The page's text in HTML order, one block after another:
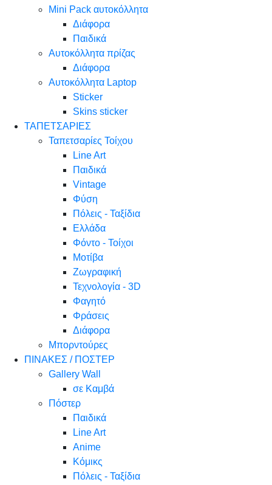
Mini Pack αυτοκόλλητα
Διάφορα
Παιδικά
Αυτοκόλλητα πρίζας
Διάφορα
Αυτοκόλλητα Laptop
Sticker
Skins sticker
ΤΑΠΕΤΣΑΡΙΕΣ
Ταπετσαρίες Τοίχου
Line Art
Παιδικά
Vintage
Φύση
Πόλεις - Ταξίδια
Ελλάδα
Φόντο - Τοίχοι
Μοτίβα
Ζωγραφική
Τεχνολογία - 3D
Φαγητό
Φράσεις
Διάφορα
Μπορντούρες
ΠΙΝΑΚΕΣ / ΠΟΣΤΕΡ
Gallery Wall
σε Καμβά
Πόστερ
Παιδικά
Line Art
Anime
Κόμικς
Πόλεις - Ταξίδια